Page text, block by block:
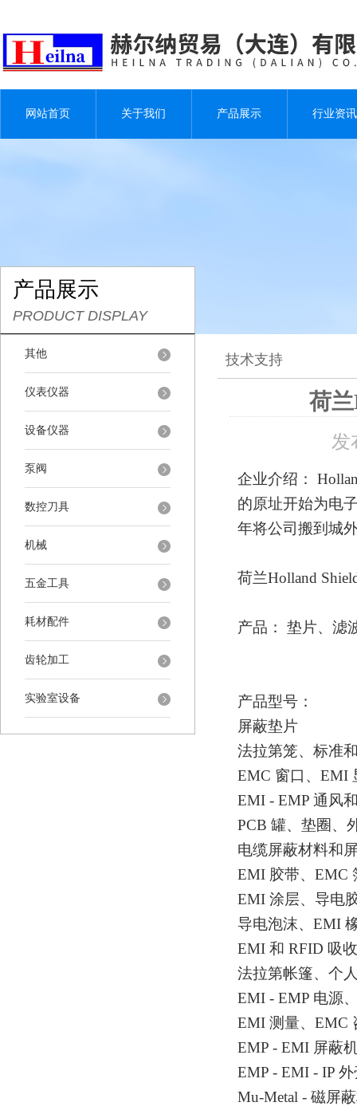
网站首页 关于我们 产品展示 行业资讯
产品展示
PRODUCT DISPLAY
其他
仪表仪器
设备仪器
泵阀
数控刀具
机械
五金工具
耗材配件
齿轮加工
实验室设备
技术支持
荷
发
企业介绍：
的原址开始为电
年将公司搬到城
荷兰Holland
产品： 垫片、滤
产品型号：
屏蔽垫片
法拉第笼、标准
EMC 窗口、EMI
EMI - EMP 通风
PCB 罐、垫圈、
电缆屏蔽材料和
EMI 胶带、EMC
EMI 涂层、导电
导电泡沫、 EMI
EMI 和 RFID 吸
法拉第帐篷、个
EMI - EMP 电源
EMI 测量、EMC
EMP - EMI 屏蔽
EMP - EMI - IP
Mu-Metal - 磁屏